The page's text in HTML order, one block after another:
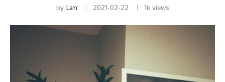
by Lan 2021-02-22 1kviews